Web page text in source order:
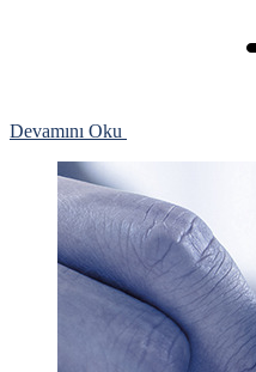
Devamını Oku